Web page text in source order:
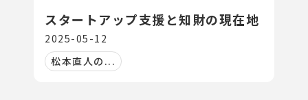
スタートアップ支援と知財の現在地
2025-05-12
松本直人の...